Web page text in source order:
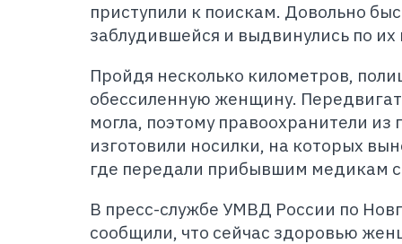
приступили к поискам. Довольно
заблудившейся и выдвинулись по
Пройдя несколько километров,
обессиленную женщину.
могла, поэтому правоохранители
изготовили носилки, на которых
где передали прибывшим медикам
В пресс-службе УМВД России по
сообщили, что сейчас здоровью